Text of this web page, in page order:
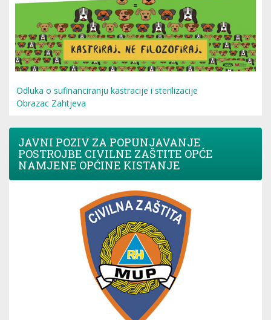
Odluka o sufinanciranju kastracije i sterilizacije
Obrazac Zahtjeva
JAVNI POZIV ZA POPUNJAVANJE
POSTROJBE CIVILNE ZAŠTITE OPĆE
NAMJENE OPĆINE KISTANJE